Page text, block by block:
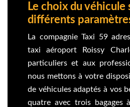
Le choix du véhicule
différents
La compagnie Taxi 59
taxi aéroport Roissy
particuliers et aux
nous mettons à votre
de véhicules adaptés à vos
quatre avec trois bagages